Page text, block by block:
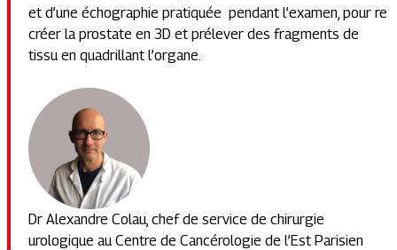
et d’une échographie pratiquée pendant l’examen, pour re
créer la prostate en 3D et prélever des fragments de
tissu en quadrillant l’organe.
Dr Alexandre Colau, chef de service de chirurgie
urologique au Centre de Cancérologie de l’Est Parisien